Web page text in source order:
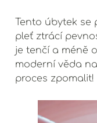
Tento úbytek se
pleť ztrácí
je tenčí a méně
moderní věda
proces zpomalit!